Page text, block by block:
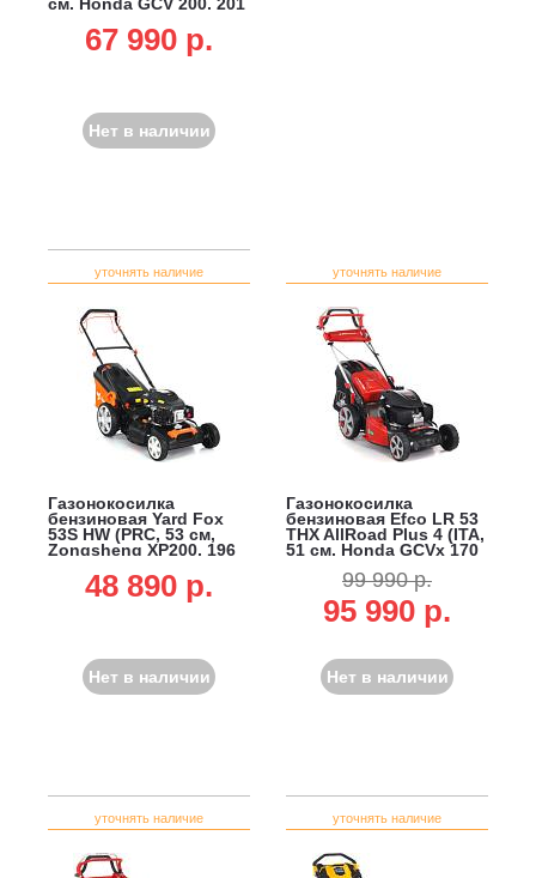
л, сталь, 40 кг)
67 990 p.
Нет в наличии
уточнять наличие
Газонокосилка
бензиновая Yard Fox
53S HW (PRC, 53 см,
Zongsheng XP200, 196
33 кг)48 890 p.
Нет в наличии
уточнять наличие
Газонокосилка
бензиновая Efco LR 53
THX AllRoad Plus 4 (ITA,
51 см, Honda GCVx 170
в1, 70 л, 34 кг)
99 990 р.
95 990 р.
Нет в наличии
уточнять наличие уточнять наличие